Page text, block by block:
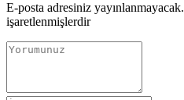
E-posta adresiniz yayınlanmayacak.
işaretlenmişlerdir